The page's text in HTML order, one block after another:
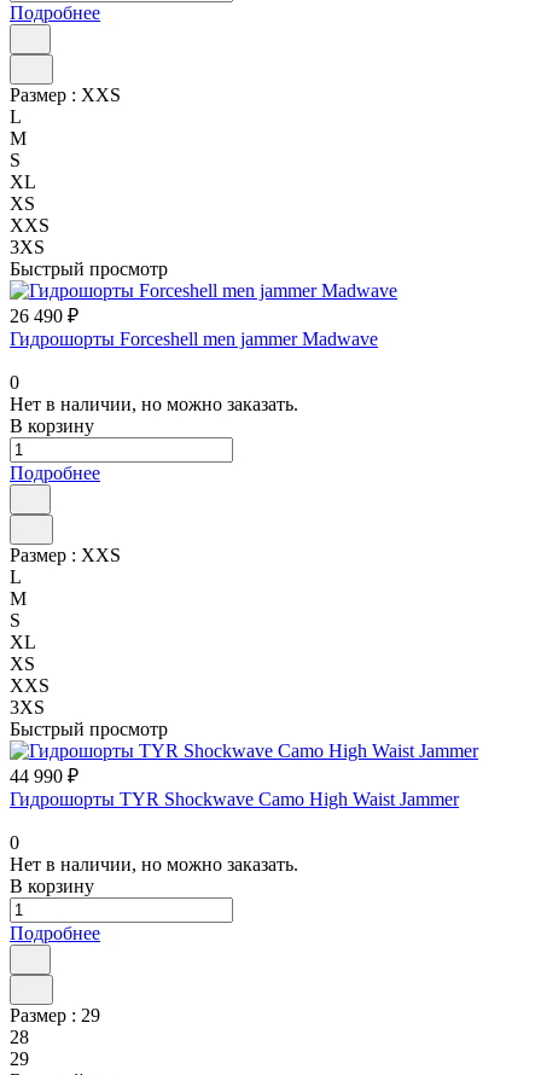
Подробнее
Размер : XXS
L
M
S
XL
XS
XXS
3XS
Быстрый просмотр
26 490 ₽
Гидрошорты Forceshell men jammer Madwave
0
Нет в наличии, но можно заказать.
В корзину
Подробнее
Размер : XXS
L
M
S
XL
XS
XXS
3XS
Быстрый просмотр
44 990 ₽
Гидрошорты TYR Shockwave Camo High Waist Jammer
0
Нет в наличии, но можно заказать.
В корзину
Подробнее
Размер : 29
28
29